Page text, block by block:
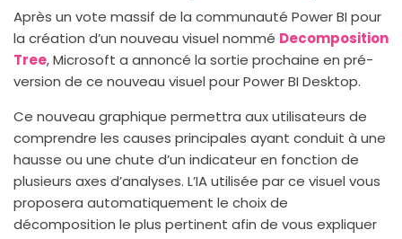
Après un vote massif de la communauté Power BI pour
la création d’un nouveau visuel nommé Decomposition
Tree, Microsoft a annoncé la sortie prochaine en pré-
version de ce nouveau visuel pour Power BI Desktop.
Ce nouveau graphique permettra aux utilisateurs de
comprendre les causes principales ayant conduit à une
hausse ou une chute d’un indicateur en fonction de
plusieurs axes d’analyses. L’IA utilisée par ce visuel vous
proposera automatiquement le choix de
décomposition le plus pertinent afin de vous expliquer